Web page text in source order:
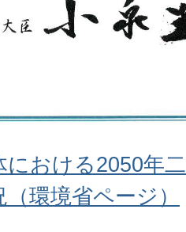
における2050年
環境省ページ）